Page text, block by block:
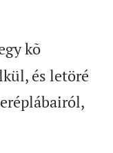
kõ
és letöré